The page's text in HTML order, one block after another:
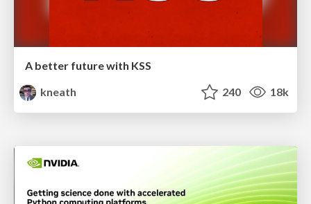
A better future with KSS
kneath
240 18k